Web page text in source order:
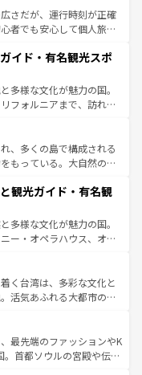
照してほしい。
い英国パブ、サッカー観
験も豊富。イギリスを旅
さだが、運行時刻が正確
者でも安心して個人旅行
スならではのユニークな
でなく町歩きも満喫する
ため物価も高いが、旅行
もあり、うまく活用すれ
イド・有名観光スポ
多様な文化が魅力の国。
フォルニアまで、訪れる
ッピング、エンターテイ
ットだ。一方、アメリカ
ドキャニオンやイエロー
と美食が融合した独特の
各地域で異なる魅力を楽
歴史を感じることができ
や列車の旅も、アメリカ
、多くの島で構成される
もっている。大自然の神
の観光地といえばオアフ
マウイ島やカウアイ島が
輝く海をはじめ、豊かな
ロハスピリット」と呼ば
ハワイアンミュージッ
べてがハワイの魅力を彩
見と感動が待っているハ
観光ガイド・有名観
多様な文化が魅力の国。
ー・オペラハウス、オー
るウルル（エアーズロッ
やケアンズの熱帯雨林な
カフェやワイン、オージ
おり、サーフィンやダイ
ドア好きにはたまらな
を存分に味わいつくそ
く台湾は、多彩な文化と
活気あふれる大都市の台
湾東部など、都市の喧騒
訪れる人に新しい発見と
奥深い台湾の食文化も魅
最先端のファッションやK
首都ソウルの宮殿や伝統